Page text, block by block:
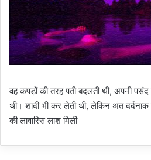
वह कपड़ों की तरह पती बदलती थी, अपनी
थी। शादी भी कर लेती थी, लेकिन अंत
की लावारिस लाश मिली